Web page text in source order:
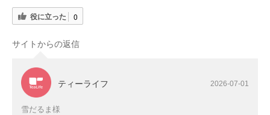
役に立った 0
サイトからの返信
ティーライフ 2026-07-01
雪だるま様